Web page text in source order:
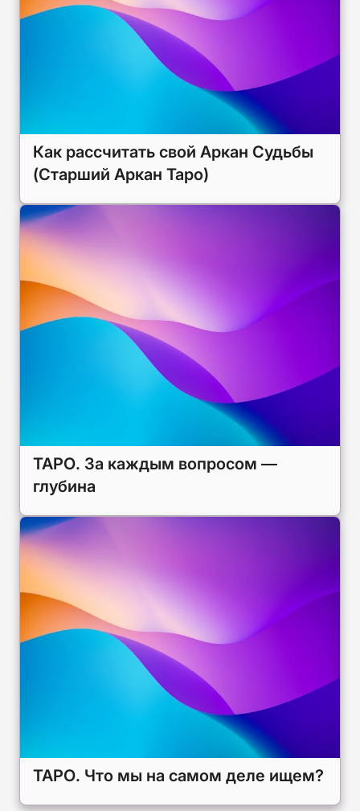
Как рассчитать свой Аркан Судьбы
(Старший Аркан Таро)
ТАРО. За каждым вопросом —
глубина
ТАРО. Что мы на самом деле ищем?